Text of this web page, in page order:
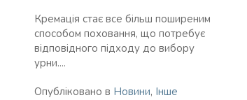
Кремація стає все більш поширеним
способом поховання, що потребує
відповідного підходу до вибору
урни....
Опубліковано в Новини, Інше